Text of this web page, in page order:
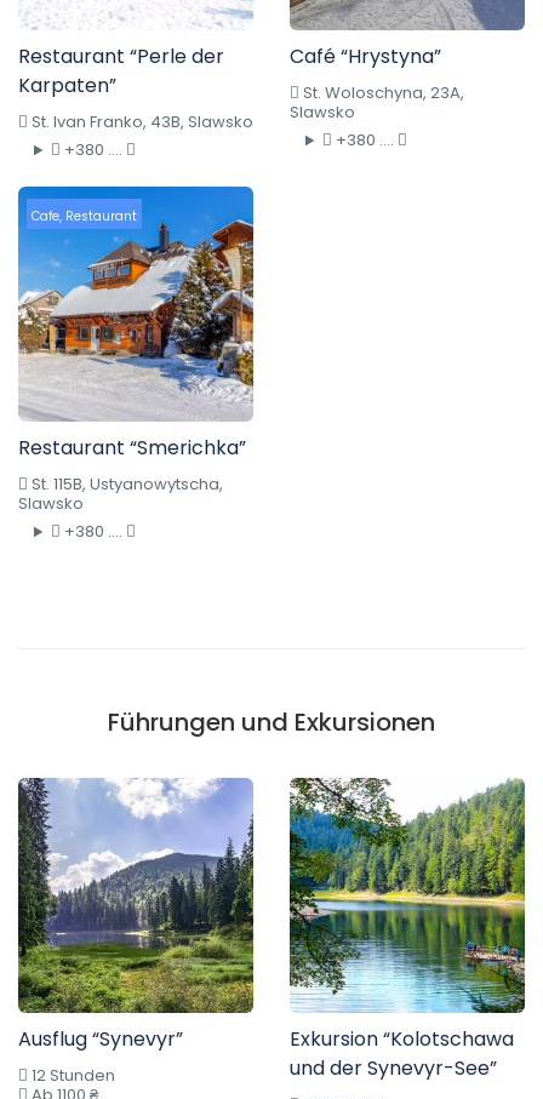
Restaurant “Perle der
Karpaten”
St. Ivan Franko, 43B, Slawsko
+380 ....
Café “Hrystyna”
St. Woloschyna, 23A,
Slawsko
+380 ....
Cafe, Restaurant
Restaurant “Smerichka”
St. 115B, Ustyanowytscha,
Slawsko
+380 ....
Führungen und Exkursionen
Ausflug “Synevyr”
12 Stunden
Exkursion “Kolotschawa
und der Synevyr-See”